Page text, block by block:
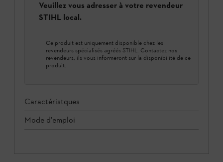
Veuillez vous adresser à votre revendeur
STIHL local.
Ce produit est uniquement disponible chez les
revendeurs spécialisés agréés STIHL. Contactez nos
revendeurs, ils vous informeront sur la disponibilité de ce
produit.
Caractéristques
Mode d'emploi